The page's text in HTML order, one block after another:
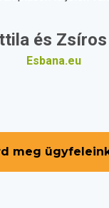
és Zsíros
Esbana.eu
meg